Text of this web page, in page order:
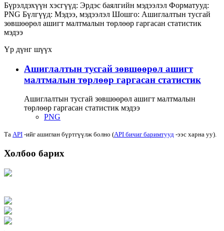
Бүрэлдэхүүн хэсгүүд: Эрдэс баялгийн мэдээлэл Форматууд:
PNG Бүлгүүд: Мэдээ, мэдээлэл Шошго: Ашиглалтын тусгай
зөвшөөрөл ашигт малтмалын төрлөөр гаргасан статистик
мэдээ
Үр дүнг шүүх
Ашиглалтын тусгай зөвшөөрөл ашигт
малтмалын төрлөөр гаргасан статистик
Ашиглалтын тусгай зөвшөөрөл ашигт малтмалын
төрлөөр гаргасан статистик мэдээ
PNG
Та API -ийг ашиглан бүртгүүлж болно (API бичиг баримтууд -ээс харна уу).
Холбоо барих